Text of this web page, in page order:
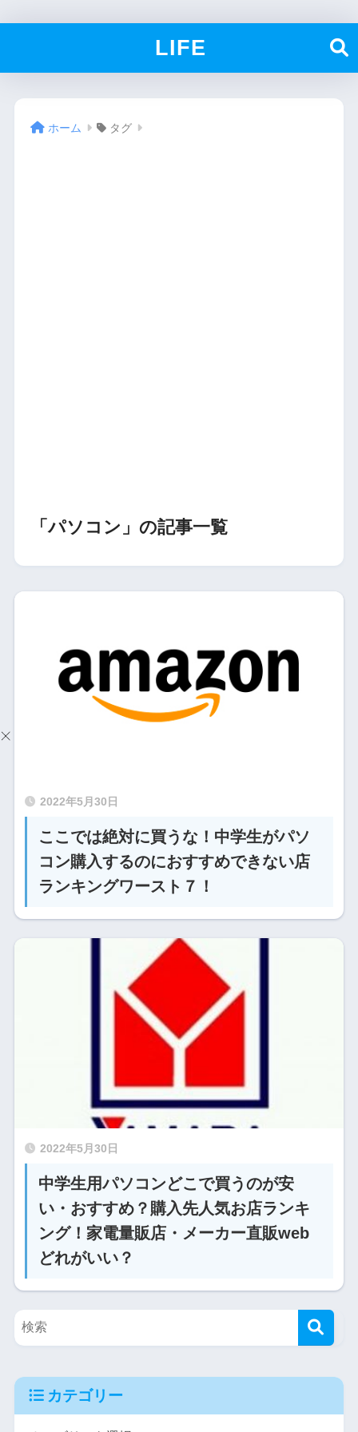
LIFE
ホーム タグ
「パソコン」の記事一覧
2022年5月30日
ここでは絶対に買うな！中学生がパソ
コン購入するのにおすすめできない店
ランキングワースト７！
2022年5月30日
中学生用パソコンどこで買うのが安
い・おすすめ？購入先人気お店ランキ
ング！家電量販店・メーカー直販web
どれがいい？
カテゴリー